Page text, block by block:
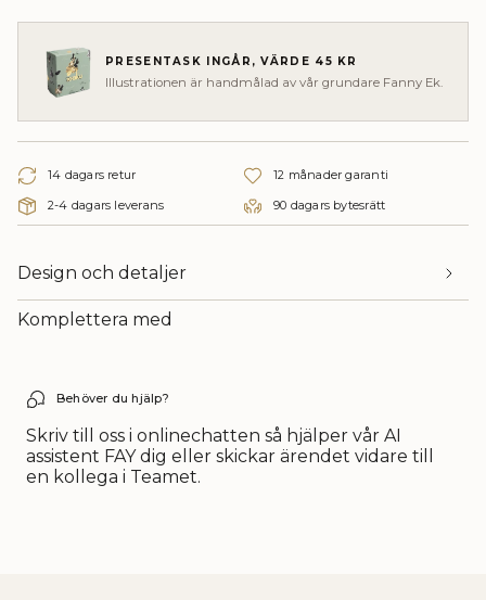
</span>
kassan.",
"decrease"=>"Minska
quantity
}}",
"multiples_of"=>"Multiplicera
quantity
}}",
"minimum_of"=>"Minimum
av
}}",
"maximum_of"=>"Maximum
av
{{
quantity
}}"}
for
&quot;Minska
quantity
-
Rose
Petal"
PRESENTASK INGÅR, VÄRDE 45 KR
Illustrationen är handmålad av vår grundare Fanny Ek.
14 dagars retur
12 månader garanti
2-4 dagars leverans
90 dagars bytesrätt
Design och detaljer
Komplettera med
Behöver du hjälp?
Skriv till oss i onlinechatten så hjälper vår AI
assistent FAY dig eller skickar ärendet vidare till
en kollega i Teamet.